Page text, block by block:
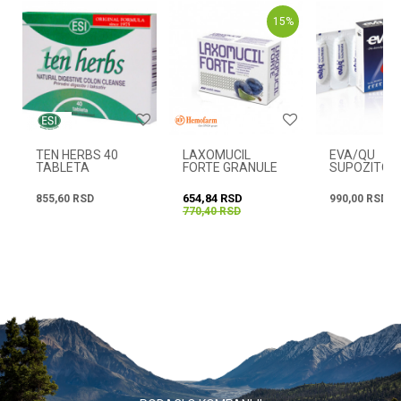
Radno vreme
Svakog radnog dana od
08h do 16h
Email
Poruka
TEN HERBS 40
TABLETA
855,60 RSD
15%
LAXOMUCIL
FORTE GRANULE
654,84 RSD
770,40RSD
EVA/QU
990,00 RSD